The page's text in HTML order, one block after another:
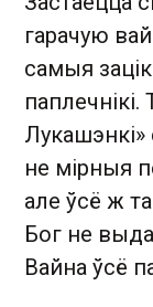
гарачую
самыя
паплечнікі.
не мірныя
але ўсё ж
Бог не
Вайна ўсё